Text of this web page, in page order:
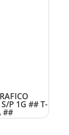
P 1G ## T-
##